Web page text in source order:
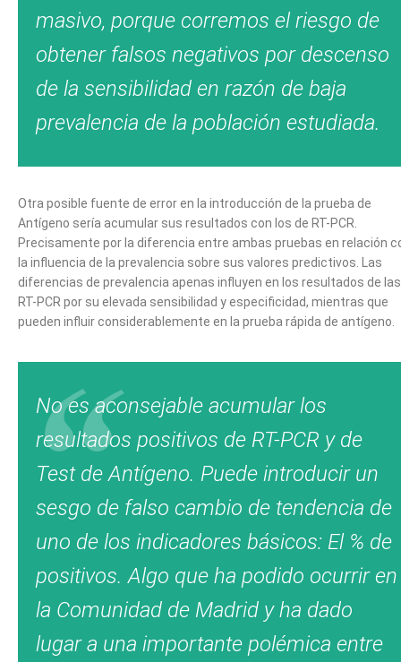
masivo, porque corremos el riesgo de
obtener falsos negativos por descenso
de la sensibilidad en razón de baja
prevalencia de la población estudiada.
Otra posible fuente de error en la introducción de la prueba de
Antígeno sería acumular sus resultados con los de RT-PCR.
Precisamente por la diferencia entre ambas pruebas en relación
la influencia de la prevalencia sobre sus valores predictivos. Las
diferencias de prevalencia apenas influyen en los resultados de las
RT-PCR por su elevada sensibilidad y especificidad, mientras que
pueden influir considerablemente en la prueba rápida de antígeno.
No es aconsejable acumular los
resultados positivos de RT-PCR y de
Test de Antígeno. Puede introducir un
sesgo de falso cambio de tendencia de
uno de los indicadores básicos: El % de
positivos. Algo que ha podido ocurrir en
la Comunidad de Madrid y ha dado
lugar a una importante polémica entre